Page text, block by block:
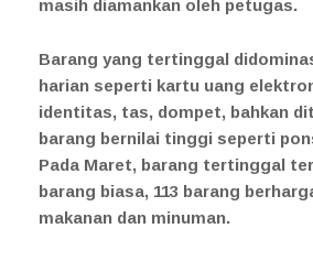
masih diamankan oleh petugas.
Barang yang tertinggal
harian seperti kartu uang
identitas, tas, dompet, bahkan
barang bernilai tinggi seperti
Pada Maret, barang tertinggal
barang biasa, 113 barang
makanan dan minuman.